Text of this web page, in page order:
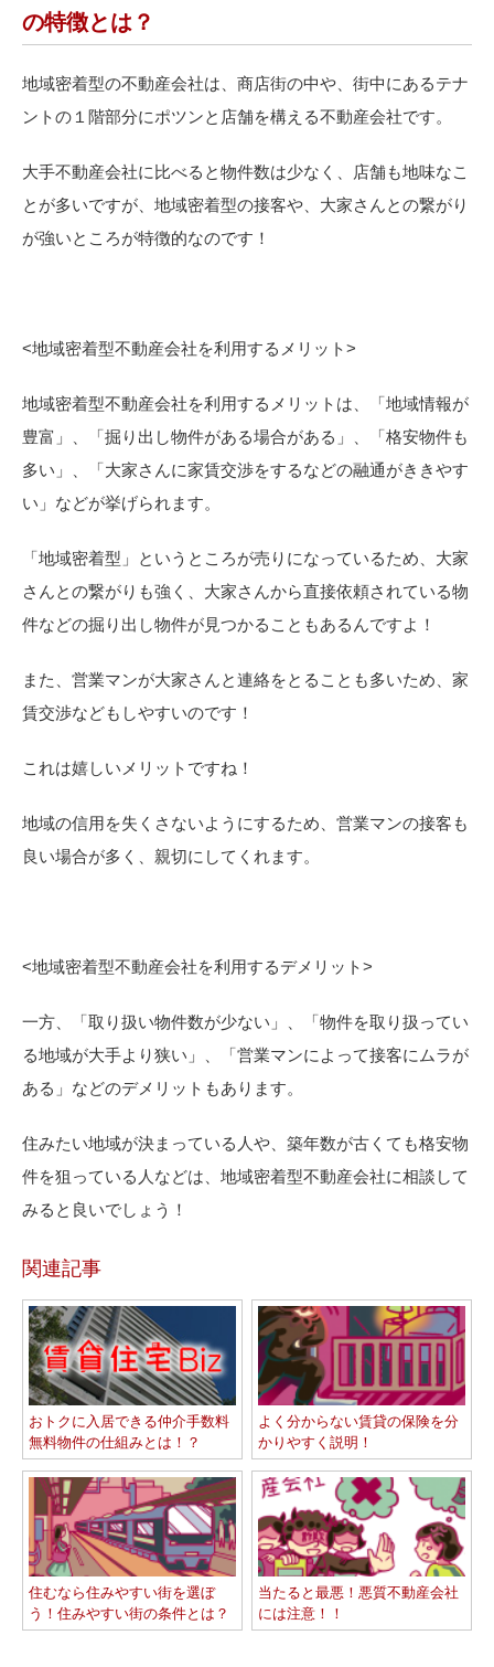
の特徴とは？
地域密着型の不動産会社は、商店街の中や、街中にあるテナ
ントの１階部分にポツンと店舗を構える不動産会社です。
大手不動産会社に比べると物件数は少なく、店舗も地味なこ
とが多いですが、地域密着型の接客や、大家さんとの繋がり
が強いところが特徴的なのです！
<地域密着型不動産会社を利用するメリット>
地域密着型不動産会社を利用するメリットは、「地域情報が
豊富」、「掘り出し物件がある場合がある」、「格安物件も
多い」、「大家さんに家賃交渉をするなどの融通がききやす
い」などが挙げられます。
「地域密着型」というところが売りになっているため、大家
さんとの繋がりも強く、大家さんから直接依頼されている物
件などの掘り出し物件が見つかることもあるんですよ！
また、営業マンが大家さんと連絡をとることも多いため、家
賃交渉などもしやすいのです！
これは嬉しいメリットですね！
地域の信用を失くさないようにするため、営業マンの接客も
良い場合が多く、親切にしてくれます。
<地域密着型不動産会社を利用するデメリット>
一方、「取り扱い物件数が少ない」、「物件を取り扱ってい
る地域が大手より狭い」、「営業マンによって接客にムラが
ある」などのデメリットもあります。
住みたい地域が決まっている人や、築年数が古くても格安物
件を狙っている人などは、地域密着型不動産会社に相談して
みると良いでしょう！
関連記事
おトクに入居できる仲介手数料
無料物件の仕組みとは！？
よく分からない賃貸の保険を分
かりやすく説明！
住むなら住みやすい街を選ぼ
う！住みやすい街の条件とは？
当たると最悪！悪質不動産会社
には注意！！